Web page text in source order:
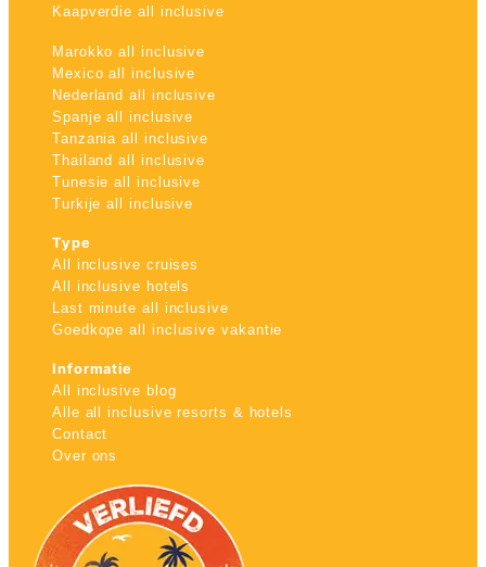
Kaapverdie all inclusive
Marokko all inclusive
Mexico all inclusive
Nederland all inclusive
Spanje all inclusive
Tanzania all inclusive
Thailand all inclusive
Tunesie all inclusive
Turkije all inclusive
Type
All inclusive cruises
All inclusive hotels
Last minute all inclusive
Goedkope all inclusive vakantie
Informatie
All inclusive blog
Alle all inclusive resorts & hotels
Contact
Over ons